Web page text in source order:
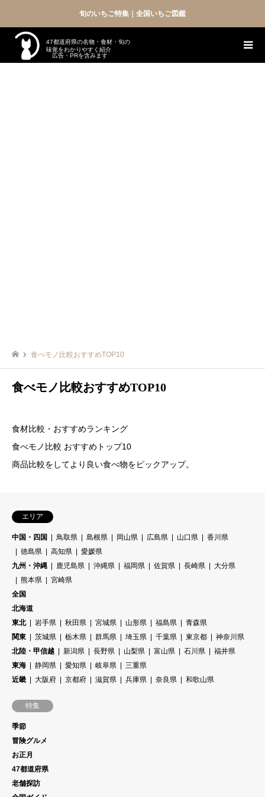
旬のいちご特集｜全国いちご図鑑
47都道府県の名物・食材・旬の
味覚をわかりやすく紹介
広告・PRを含みます
食べモノ比較おすすめTOP10
食べモノ比較おすすめTOP10
食材比較・おすすめランキング
食べモノ比較 おすすめトップ10
商品比較をしてより良い食べ物をピックアップ。
エリア
中国・四国 鳥取県 島根県 岡山県 広島県 山口県
香川県
徳島県
高知県
愛媛県
九州・沖縄
鹿児島県 沖縄県 福岡県 佐賀県 長崎県
大分県
熊本県
宮崎県
全国
北海道
東北
岩手県 秋田県 宮城県 山形県 福島県
青森県
関東
茨城県 栃木県 群馬県 埼玉県 千葉県 東京都
神奈川県
北陸・甲信越
新潟県 長野県 山梨県 富山県 石川県
福井県
東海
静岡県 愛知県 岐阜県
三重県
近畿
大阪府 京都府 滋賀県 兵庫県 奈良県 和歌山県
特集
季節
冒険グルメ
お正月
47都道府県
老舗探訪